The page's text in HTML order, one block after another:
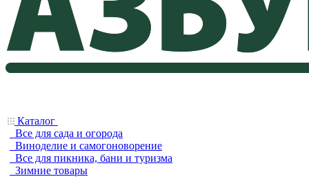
Каталог
Все для сада и огорода
Виноделие и самогоноворение
Все для пикника, бани и туризма
Зимние товары